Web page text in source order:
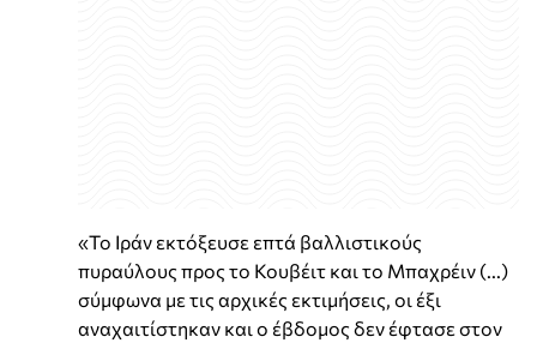
«Το Ιράν εκτόξευσε επτά βαλλιστικούς
πυραύλους προς το Κουβέιτ και το Μπαχρέιν (...)
σύμφωνα με τις αρχικές εκτιμήσεις, οι έξι
αναχαιτίστηκαν και ο έβδομος δεν έφτασε στον